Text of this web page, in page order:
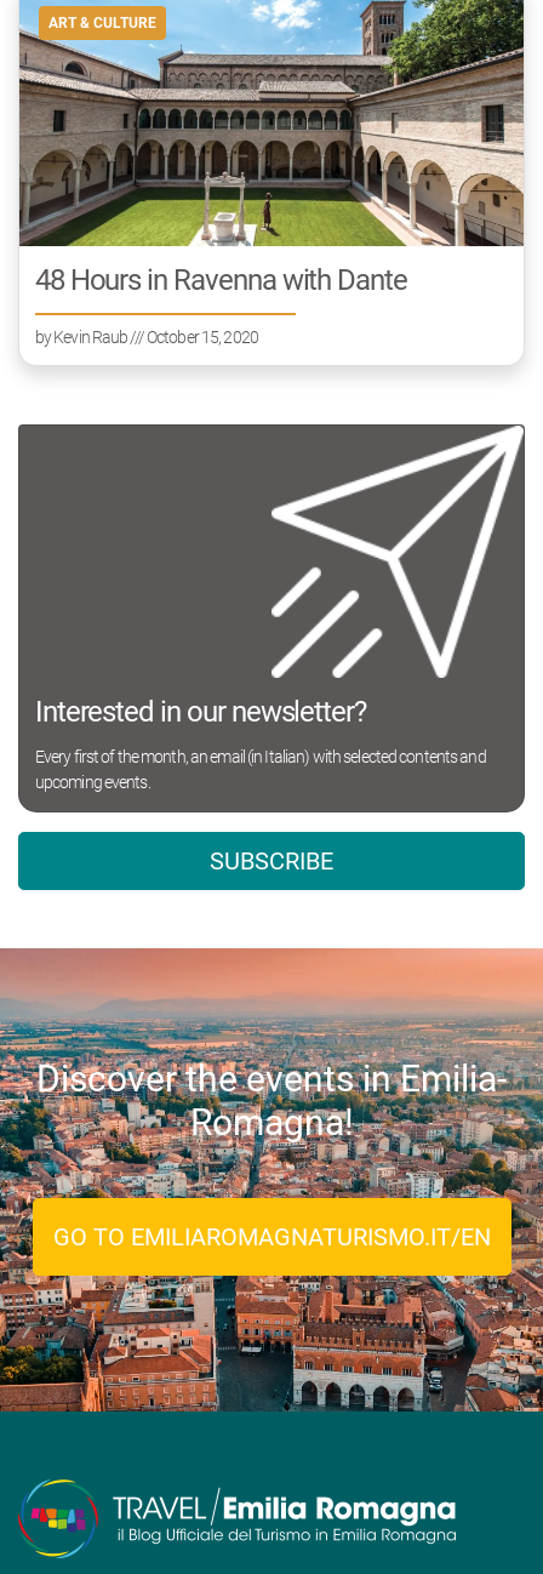
ART & CULTURE
48 Hours in Ravenna with Dante
byKevin Raub/// October 15, 2020
Interested in our newsletter?
Every first of the month, an email (in Italian) with selected contents and
upcoming events.
SUBSCRIBE
Discover the events in Emilia-
Romagna!
GO TO EMILIAROMAGNATURISMO.IT/EN